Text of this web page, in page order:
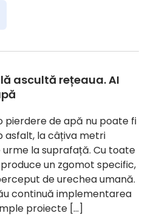
ascultă rețeaua. AI
pierdere de apă nu poate fi
asfalt, la câțiva metri
la suprafață. Cu toate
un zgomot specific,
de urechea umană.
continuă implementarea
proiecte […]